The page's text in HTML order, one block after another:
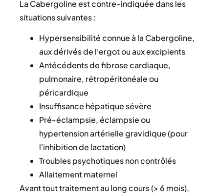
La Cabergoline est contre-indiquée dans les
situations suivantes :
Hypersensibilité connue à la Cabergoline,
aux dérivés de l'ergot ou aux excipients
Antécédents de fibrose cardiaque,
pulmonaire, rétropéritonéale ou
péricardique
Insuffisance hépatique sévère
Pré-éclampsie, éclampsie ou
hypertension artérielle gravidique (pour
l'inhibition de lactation)
Troubles psychotiques non contrôlés
Allaitement maternel
Avant tout traitement au long cours (> 6 mois),